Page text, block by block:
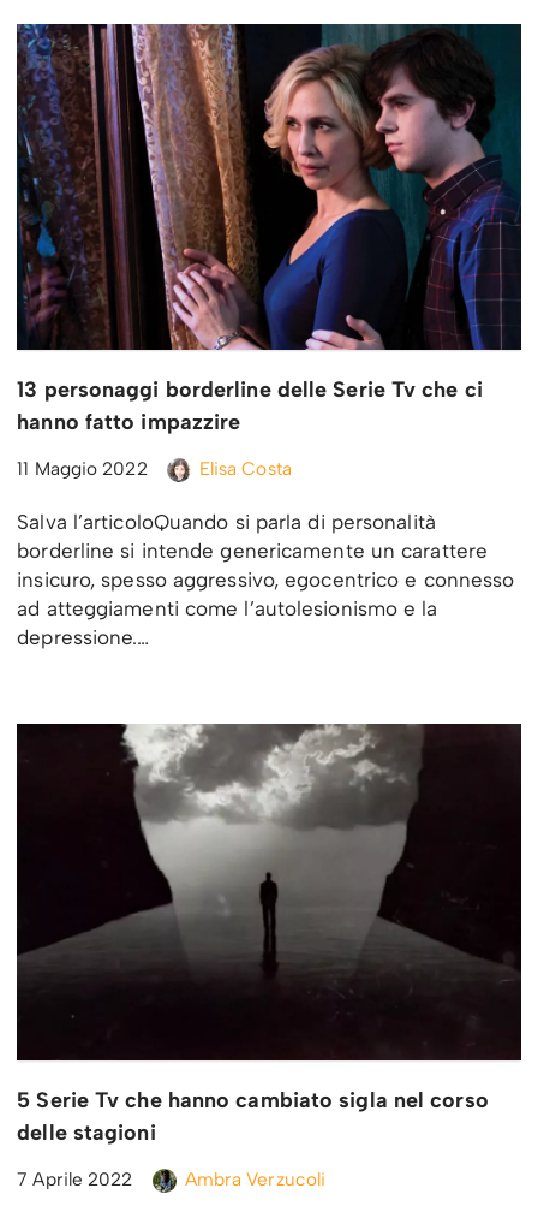
13 personaggi borderline delle Serie Tv che ci
hanno fatto impazzire
11 Maggio 2022 Elisa Costa
Salva l’articoloQuando si parla di personalità
borderline si intende genericamente un carattere
insicuro, spesso aggressivo, egocentrico e connesso
ad atteggiamenti come l’autolesionismo e la
depressione.…
5 Serie Tv che hanno cambiato sigla nel corso
delle stagioni
7 Aprile 2022 Ambra Verzucoli